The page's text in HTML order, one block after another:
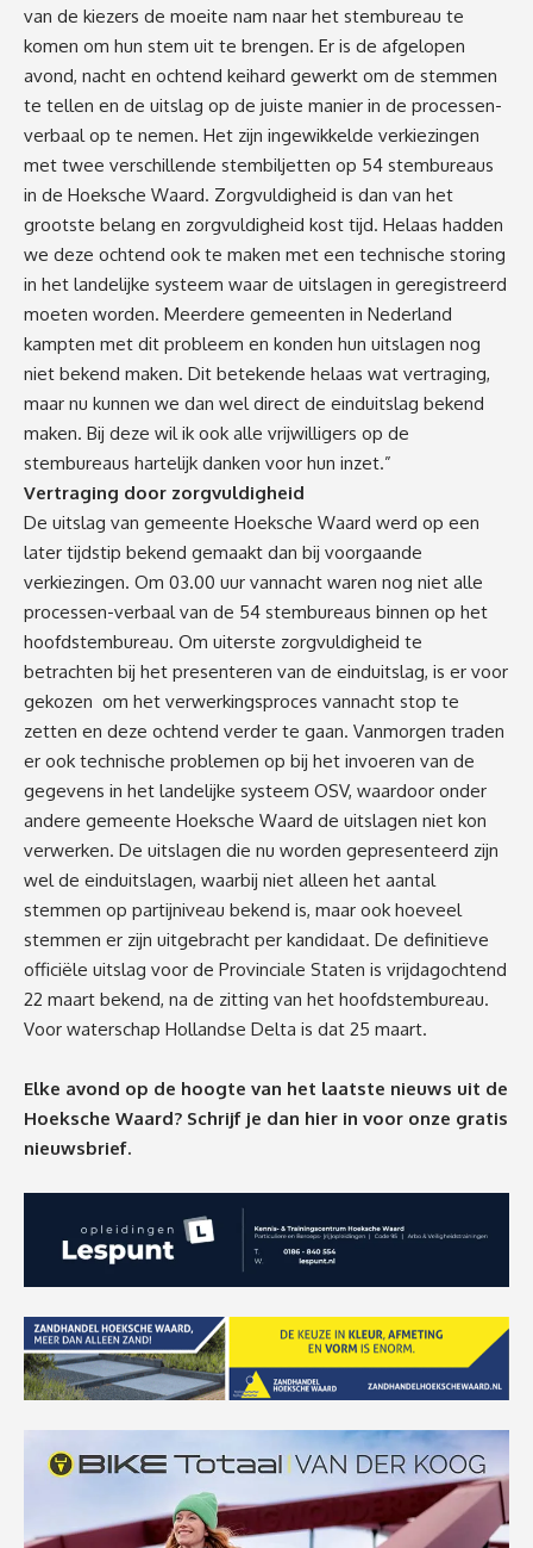
van de kiezers de moeite nam naar het stembureau te
komen om hun stem uit te brengen. Er is de afgelopen
avond, nacht en ochtend keihard gewerkt om de stemmen
te tellen en de uitslag op de juiste manier in de processen-
verbaal op te nemen. Het zijn ingewikkelde verkiezingen
met twee verschillende stembiljetten op 54 stembureaus
in de Hoeksche Waard. Zorgvuldigheid is dan van het
grootste belang en zorgvuldigheid kost tijd. Helaas hadden
we deze ochtend ook te maken met een technische storing
in het landelijke systeem waar de uitslagen in geregistreerd
moeten worden. Meerdere gemeenten in Nederland
kampten met dit probleem en konden hun uitslagen nog
niet bekend maken. Dit betekende helaas wat vertraging,
maar nu kunnen we dan wel direct de einduitslag bekend
maken. Bij deze wil ik ook alle vrijwilligers op de
stembureaus hartelijk danken voor hun inzet.”
Vertraging door zorgvuldigheid
De uitslag van gemeente Hoeksche Waard werd op een
later tijdstip bekend gemaakt dan bij voorgaande
verkiezingen. Om 03.00 uur vannacht waren nog niet alle
processen-verbaal van de 54 stembureaus binnen op het
hoofdstembureau. Om uiterste zorgvuldigheid te
betrachten bij het presenteren van de einduitslag, is er voor
gekozen om het verwerkingsproces vannacht stop te
zetten en deze ochtend verder te gaan. Vanmorgen traden
er ook technische problemen op bij het invoeren van de
gegevens in het landelijke systeem OSV, waardoor onder
andere gemeente Hoeksche Waard de uitslagen niet kon
verwerken. De uitslagen die nu worden gepresenteerd zijn
wel de einduitslagen, waarbij niet alleen het aantal
stemmen op partijniveau bekend is, maar ook hoeveel
stemmen er zijn uitgebracht per kandidaat. De definitieve
officiële uitslag voor de Provinciale Staten is vrijdagochtend
22 maart bekend, na de zitting van het hoofdstembureau.
Voor waterschap Hollandse Delta is dat 25 maart.
Elke avond op de hoogte van het laatste nieuws uit de
Hoeksche Waard? Schrijf je dan hier in voor onze gratis
nieuwsbrief.